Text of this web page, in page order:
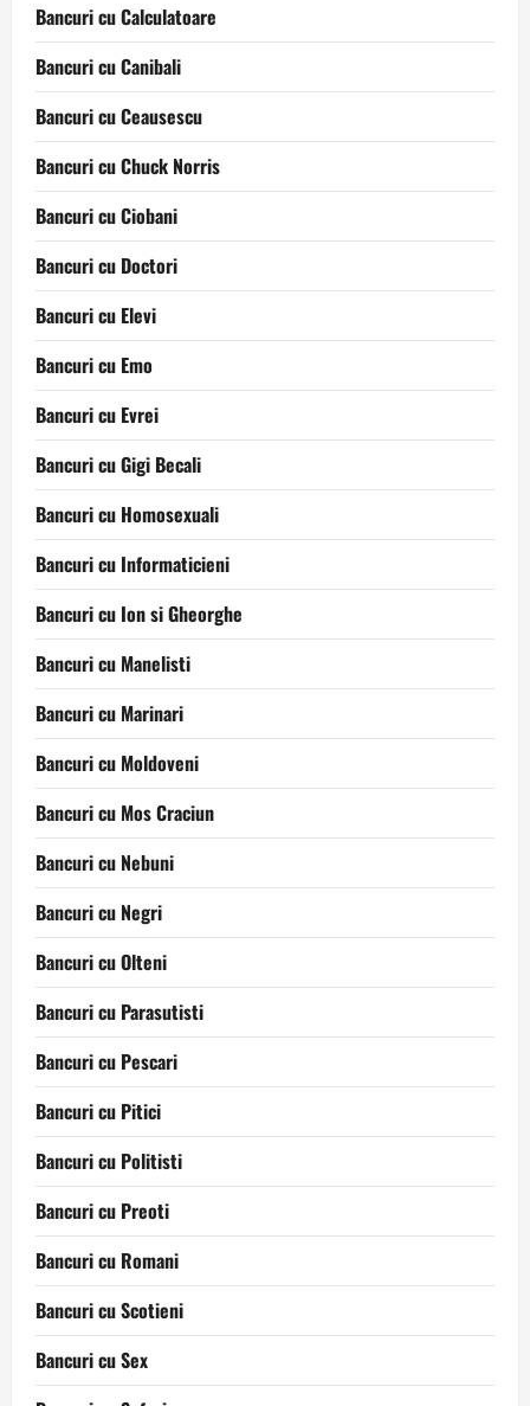
Bancuri cu Calculatoare
Bancuri cu Canibali
Bancuri cu Ceausescu
Bancuri cu Chuck Norris
Bancuri cu Ciobani
Bancuri cu Doctori
Bancuri cu Elevi
Bancuri cu Emo
Bancuri cu Evrei
Bancuri cu Gigi Becali
Bancuri cu Homosexuali
Bancuri cu Informaticieni
Bancuri cu Ion si Gheorghe
Bancuri cu Manelisti
Bancuri cu Marinari
Bancuri cu Moldoveni
Bancuri cu Mos Craciun
Bancuri cu Nebuni
Bancuri cu Negri
Bancuri cu Olteni
Bancuri cu Parasutisti
Bancuri cu Pescari
Bancuri cu Pitici
Bancuri cu Politisti
Bancuri cu Preoti
Bancuri cu Romani
Bancuri cu Scotieni
Bancuri cu Sex